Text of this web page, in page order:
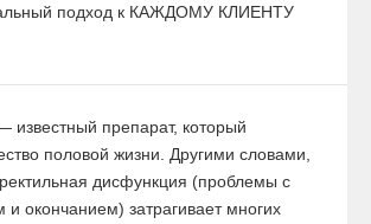
подход к КАЖДОМУ КЛИЕНТУ
известный препарат, который
половой жизни. Другими словами,
дисфункция (проблемы с
и окончанием) затрагивает многих